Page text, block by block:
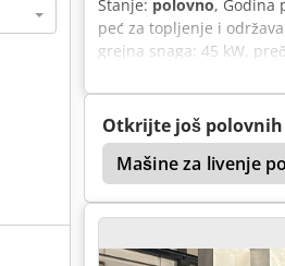
Stanje: polovno, Godina
peć za topljenje i
grejna snaga: 45 kW,
WOLLIN LSC1, godina
Otkrijte još
Mašine za livenje